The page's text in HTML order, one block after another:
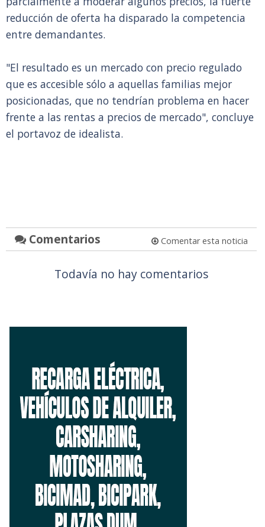
reducción de oferta ha disparado la competencia
entre demandantes.
"El resultado es un mercado con precio regulado
que es accesible sólo a aquellas familias mejor
posicionadas, que no tendrían problema en hacer
frente a las rentas a precios de mercado", concluye
el portavoz de idealista.
Comentarios Comentar esta noticia
Todavía no hay comentarios